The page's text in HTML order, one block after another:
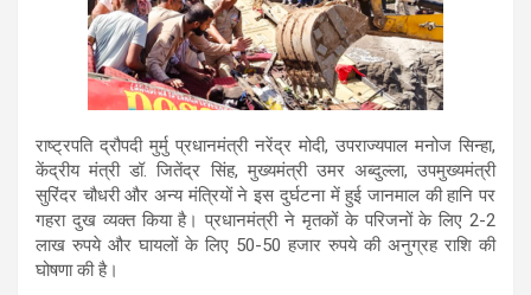
राष्ट्रपति द्रौपदी मुर्मु प्रधानमंत्री नरेंद्र मोदी, उपराज्यपाल मनोज सिन्हा,
केंद्रीय मंत्री डॉ. जितेंद्र सिंह, मुख्यमंत्री उमर अब्दुल्ला, उपमुख्यमंत्री
सुरिंदर चौधरी और अन्य मंत्रियों ने इस दुर्घटना में हुई जानमाल की हानि पर
गहरा दुख व्यक्त किया है। प्रधानमंत्री ने मृतकों के परिजनों के लिए 2-2
लाख रुपये और घायलों के लिए 50-50 हजार रुपये की अनुग्रह राशि की
घोषणा की है।